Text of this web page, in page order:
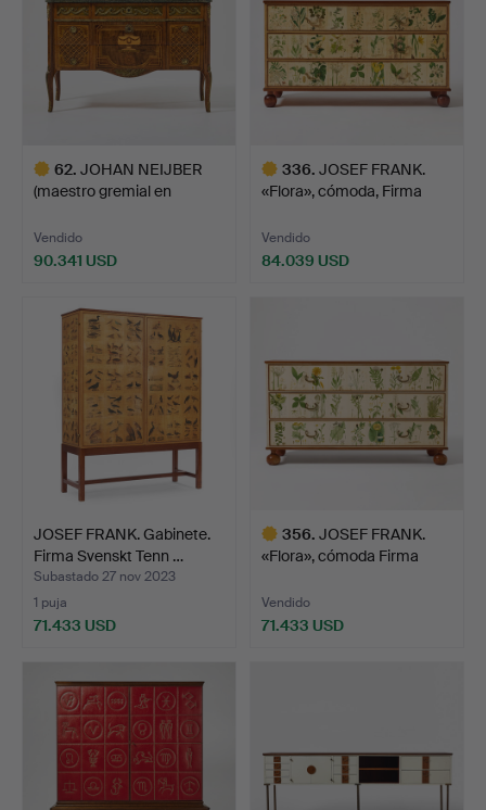
62. JOHAN NEIJBER
(maestro gremial en
Vendido
90.341 USD
seleccionado
336. JOSEF FRANK.
«Flora», cómoda, Firma
Vendido
84.039 USD
JOSEF FRANK. Gabinete.
Firma Svenskt Tenn …
Subastado 27 nov 2023
1 puja
71.433 USD
356. JOSEF FRANK.
«Flora», cómoda Firma
Vendido
71.433 USD